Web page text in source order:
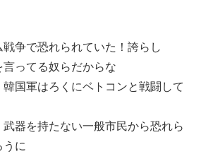
戦争で恐れられていた！誇らし
ってる奴らだからな
国軍はろくにベトコンと戦闘して
器を持たない一般市民から恐れら
うに